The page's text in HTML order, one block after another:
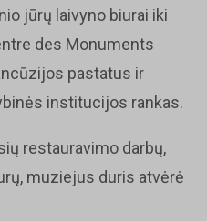
jūrų laivyno biurai iki
des Monuments
pastatus ir
institucijos rankas.
restauravimo darbų,
muziejus duris atvėrė